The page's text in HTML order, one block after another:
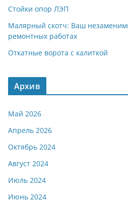
Стойки опор ЛЭП
Малярный скотч: Ваш
ремонтных работах
Откатные ворота с калиткой
Архив
Май 2026
Апрель 2026
Октябрь 2024
Август 2024
Июль 2024
Июнь 2024